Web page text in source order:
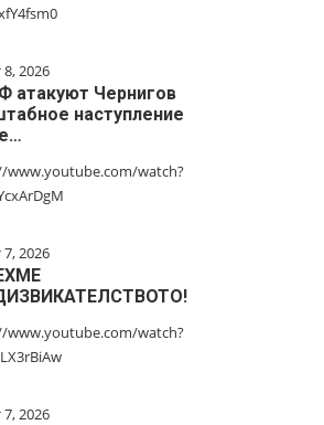
8, 2026
атакуют Чернигов
наступление
www.youtube.com/watch?
7, 2026
www.youtube.com/watch?
7, 2026